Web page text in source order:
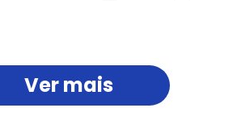
Ver mais